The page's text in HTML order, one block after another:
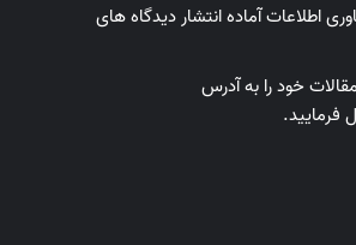
اطلاعات آماده انتشار دیدگاه های
خود را به آدرس